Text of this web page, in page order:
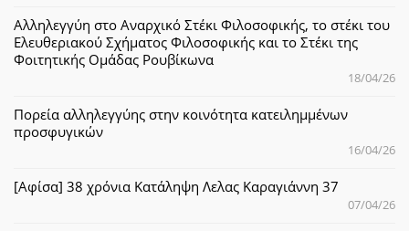
Αλληλεγγύη στο Αναρχικό Στέκι Φιλοσοφικής, το στέκι του
Ελευθεριακού Σχήματος Φιλοσοφικής και το Στέκι της
Φοιτητικής Ομάδας Ρουβίκωνα
18/04/26
Πορεία αλληλεγγύης στην κοινότητα κατειλημμένων
προσφυγικών
16/04/26
[Αφίσα] 38 χρόνια Κατάληψη Λελας Καραγιάννη 37
07/04/26